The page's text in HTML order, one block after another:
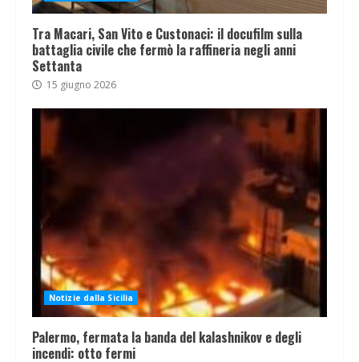
Tra Macari, San Vito e Custonaci: il docufilm sulla
battaglia civile che fermò la raffineria negli anni
Settanta
15 giugno 2026
Notizie dalla Sicilia
Palermo, fermata la banda del kalashnikov e degli
incendi: otto fermi